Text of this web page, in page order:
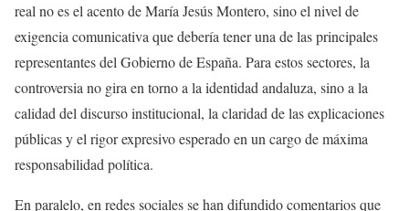
real no es el acento de María Jesús Montero, sino el nivel de
exigencia comunicativa que debería tener una de las principales
representantes del Gobierno de España. Para estos sectores, la
controversia no gira en torno a la identidad andaluza, sino a la
calidad del discurso institucional, la claridad de las explicaciones
públicas y el rigor expresivo esperado en un cargo de máxima
responsabilidad política.
En paralelo, en redes sociales se han difundido comentarios que